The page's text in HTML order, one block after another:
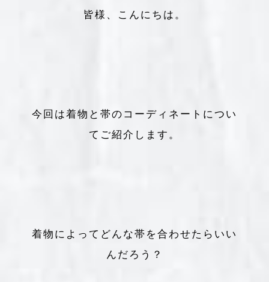
皆様、こんにちは。
今回は着物と帯のコーディネートについ
てご紹介します。
着物によってどんな帯を合わせたらいい
んだろう？